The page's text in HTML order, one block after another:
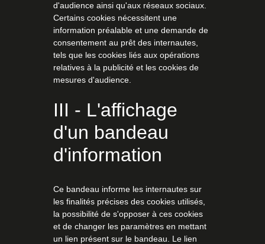
d'audience ainsi qu'aux réseaux sociaux.
Certains cookies nécessitent une
information préalable et une demande de
consentement au prêt des internautes,
tels que les cookies liés aux opérations
relatives à la publicité et les cookies de
mesures d'audience.
III - L'affichage
d'un bandeau
d'information
Ce bandeau informe les internautes sur
les finalités précises des cookies utilisés,
la possibilité de s'opposer à ces cookies
et de changer les paramètres en mettant
un lien présent sur le bandeau. Le lien